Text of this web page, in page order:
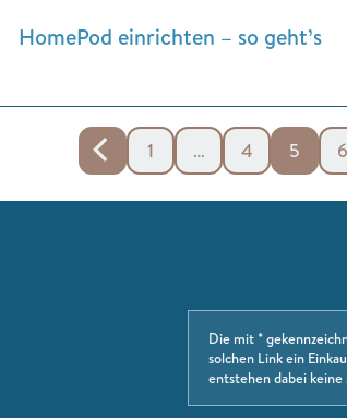
HomePod einrichten – so geht’s
1 … 4 5 6
Die mit *
solchen Link ein
entstehen dabei